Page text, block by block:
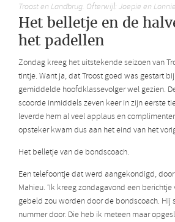
Troost en Landbrug. Ofterwijl: Joepie en
Het belletje en de
het padellen
Zondag kreeg het uitstekende seizoen van
tintje. Want ja, dat Troost goed was gestart
gemiddelde hoofdklassevolger wel gezien.
scoorde inmiddels zeven keer in zijn eerste
leverde hem al veel applaus en
opsteker kwam dus aan het eind van het
Het belletje van de bondscoach.
Een telefoontje dat werd aangekondigd,
Mahieu. ‘Ik kreeg zondagavond een berichtje
gebeld zou worden door de bondscoach. Hij
nummer door. Die heb ik meteen maar